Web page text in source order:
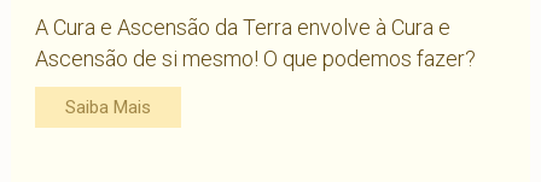
A Cura e Ascensão da Terra envolve à Cura e
Ascensão de si mesmo! O que podemos fazer?
Saiba Mais